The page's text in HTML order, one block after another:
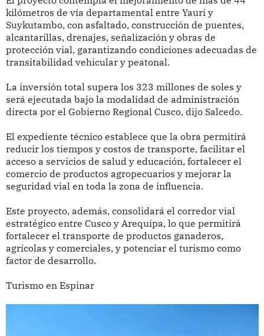
kilómetros de vía departamental entre Yauri y
Suykutambo, con asfaltado, construcción de puentes,
alcantarillas, drenajes, señalización y obras de
protección vial, garantizando condiciones adecuadas de
transitabilidad vehicular y peatonal.
La inversión total supera los 323 millones de soles y
será ejecutada bajo la modalidad de administración
directa por el Gobierno Regional Cusco, dijo Salcedo.
El expediente técnico establece que la obra permitirá
reducir los tiempos y costos de transporte, facilitar el
acceso a servicios de salud y educación, fortalecer el
comercio de productos agropecuarios y mejorar la
seguridad vial en toda la zona de influencia.
Este proyecto, además, consolidará el corredor vial
estratégico entre Cusco y Arequipa, lo que permitirá
fortalecer el transporte de productos ganaderos,
agrícolas y comerciales, y potenciar el turismo como
factor de desarrollo.
Turismo en Espinar